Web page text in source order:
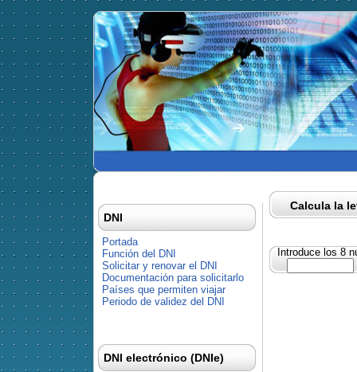
Calcula la
Introduce los 8
DNI
Portada
Función del DNI
Solicitar y renovar el DNI
Documentación para solicitarlo
Países que permiten viajar
Periodo de validez del DNI
DNI electrónico (DNIe)